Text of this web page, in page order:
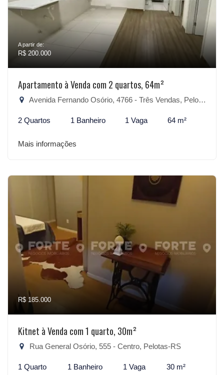
A partir de:
R$ 200.000
Apartamento à Venda com 2 quartos, 64m²
Avenida Fernando Osório, 4766 - Três Vendas, Pelotas-RS
2 Quartos 1 Banheiro 1 Vaga 64 m²
Mais informações
R$ 185.000
Kitnet à Venda com 1 quarto, 30m²
Rua General Osório, 555 - Centro, Pelotas-RS
1 Quarto 1 Banheiro 1 Vaga 30 m²